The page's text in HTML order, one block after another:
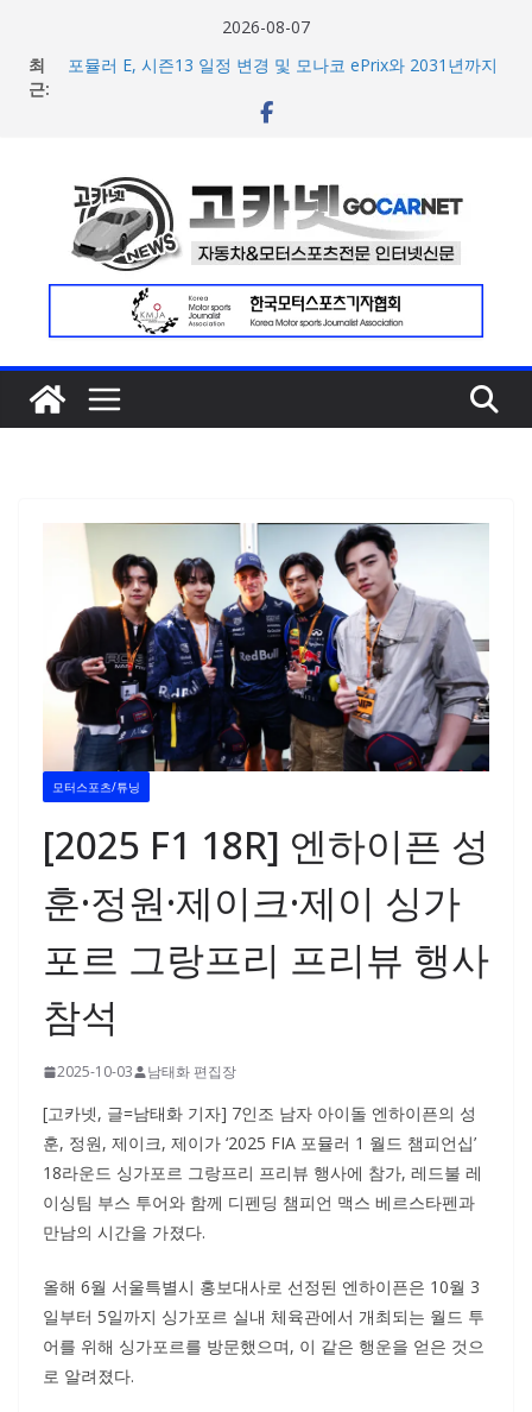
2026-08-07
최
근:
한국타이어, 안전한 여름철 주행 위한 타이어 관리법 제안
[신차] 아우디, 100km당 12.8kWh의 전비 달성한 컴팩트 순
현대차, 8세대 완전변경 ‘디 올 뉴 아반떼’ 주요 사양 및 가격
공개… 본격 계약 개시
2026년 7월 국내 수입 승용차 신규 등록 전년 대비 14.3%
증가
모터스포츠/튜닝
[2025 F1 18R] 엔하이픈 성
훈·정원·제이크·제이 싱가
포르 그랑프리 프리뷰 행사
참석
2025-10-03 남태화 편집장
[고카넷, 글=남태화 기자] 7인조 남자 아이돌 엔하이픈의 성
훈, 정원, 제이크, 제이가 ‘2025 FIA 포뮬러 1 월드 챔피언십’
18라운드 싱가포르 그랑프리 프리뷰 행사에 참가, 레드불 레
이싱팀 부스 투어와 함께 디펜딩 챔피언 맥스 베르스타펜과
만남의 시간을 가졌다.
올해 6월 서울특별시 홍보대사로 선정된 엔하이픈은 10월 3
일부터 5일까지 싱가포르 실내 체육관에서 개최되는 월드 투
어를 위해 싱가포르를 방문했으며, 이 같은 행운을 얻은 것으
로 알려졌다.